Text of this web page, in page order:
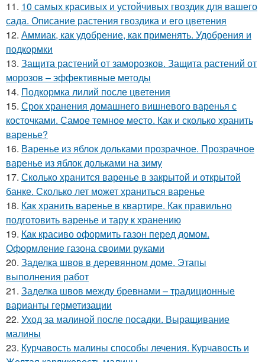
11. 10 самых красивых и устойчивых гвоздик для вашего
сада. Описание растения гвоздика и его цветения
12. Аммиак, как удобрение, как применять. Удобрения и
подкормки
13. Защита растений от заморозков. Защита растений от
морозов – эффективные методы
14. Подкормка лилий после цветения
15. Срок хранения домашнего вишневого варенья с
косточками. Самое темное место. Как и сколько хранить
варенье?
16. Варенье из яблок дольками прозрачное. Прозрачное
варенье из яблок дольками на зиму
17. Сколько хранится варенье в закрытой и открытой
банке. Сколько лет может храниться варенье
18. Как хранить варенье в квартире. Как правильно
подготовить варенье и тару к хранению
19. Как красиво оформить газон перед домом.
Оформление газона своими руками
20. Заделка швов в деревянном доме. Этапы
выполнения работ
21. Заделка швов между бревнами – традиционные
варианты герметизации
22. Уход за малиной после посадки. Выращивание
малины
23. Курчавость малины способы лечения. Курчавость и